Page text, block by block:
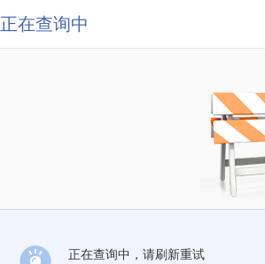
正在查询中
正在查询中，请刷新重试